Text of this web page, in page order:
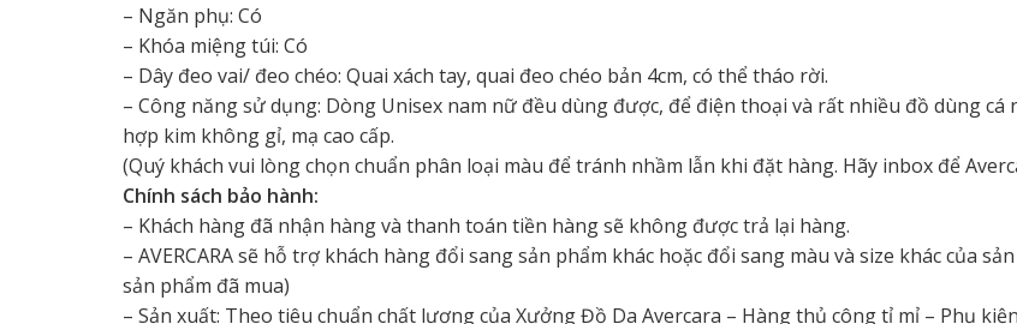
– Ngăn phụ: Có
– Khóa miệng túi: Có
– Dây đeo vai/ đeo chéo: Quai xách tay, quai đeo chéo bản 4cm, có thể tháo rời.
– Công năng sử dụng: Dòng Unisex nam nữ đều dùng được, để điện thoại và rất nhiều đồ dùng
hợp kim không gỉ, mạ cao cấp.
(Quý khách vui lòng chọn chuẩn phân loại màu để tránh nhầm lẫn khi đặt hàng. Hãy inbox để
Chính sách bảo hành:
– Khách hàng đã nhận hàng và thanh toán tiền hàng sẽ không được trả lại hàng.
– AVERCARA sẽ hỗ trợ khách hàng đổi sang sản phẩm khác hoặc đổi sang màu và size khác của
sản phẩm đã mua)
– Sản xuất: Theo tiêu chuẩn chất lượng của Xưởng Đồ Da Avercara – Hàng thủ công tỉ mỉ – Phụ